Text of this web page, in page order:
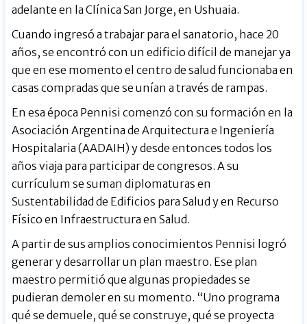
adelante en la Clínica San Jorge, en Ushuaia.
Cuando ingresó a trabajar para el sanatorio, hace 20
años, se encontró con un edificio difícil de manejar ya
que en ese momento el centro de salud funcionaba en
casas compradas que se unían a través de rampas.
En esa época Pennisi comenzó con su formación en la
Asociación Argentina de Arquitectura e Ingeniería
Hospitalaria (AADAIH) y desde entonces todos los
años viaja para participar de congresos. A su
currículum se suman diplomaturas en
Sustentabilidad de Edificios para Salud y en Recurso
Físico en Infraestructura en Salud.
A partir de sus amplios conocimientos Pennisi logró
generar y desarrollar un plan maestro. Ese plan
maestro permitió que algunas propiedades se
pudieran demoler en su momento. “Uno programa
qué se demuele, qué se construye, qué se proyecta